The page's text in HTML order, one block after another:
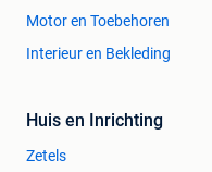
Motor en Toebehoren
Interieur en Bekleding
Huis en Inrichting
Zetels